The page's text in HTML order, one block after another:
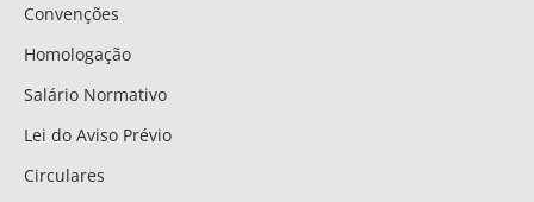
Convenções
Homologação
Salário Normativo
Lei do Aviso Prévio
Circulares